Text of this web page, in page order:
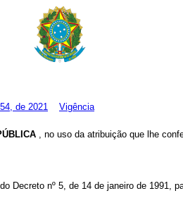
de 2021 Vigência
, no uso da atribuição que lhe
Decreto nº 5, de 14 de janeiro de 1991,